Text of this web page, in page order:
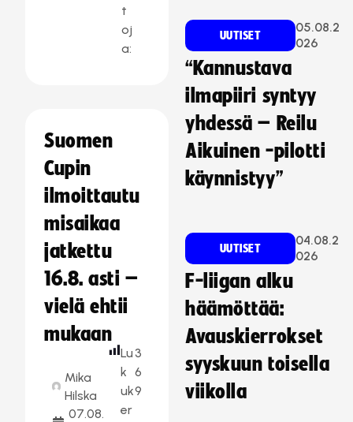
t
oj
a:
Suomen
Cupin
ilmoittautu
misaikaa
jatkettu
16.8. asti –
vielä ehtii
mukaan
Mika
Hilska
07.08.
Lu
k
uk
er
3
6
9
UUTISET
05.08.2
026
“Kannustava
ilmapiiri syntyy
yhdessä – Reilu
Aikuinen -pilotti
käynnistyy”
UUTISET
04.08.2
026
F-liigan alku
häämöttää:
Avauskierrokset
syyskuun toisella
viikolla